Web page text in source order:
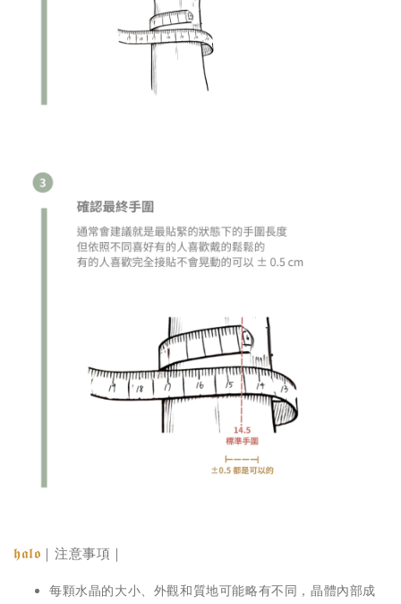
𝖍𝖆𝖑𝖔 ｜注意事項｜
每顆水晶的大小、外觀和質地可能略有不同，晶體內部成